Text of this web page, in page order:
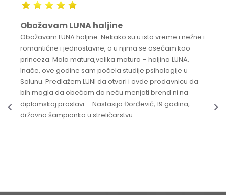
Obožavam LUNA haljine
Obožavam LUNA haljine. Nekako su u isto vreme i nežne i
romantične i jednostavne, a u njima se osećam kao
princeza. Mala matura,velika matura – haljina LUNA.
Inače, ove godine sam počela studije psihologije u
Solunu. Predlažem LUNI da otvori i ovde prodavnicu da
bih mogla da obećam da neću menjati brend ni na
diplomskoj proslavi. - Nastasija Đorđević, 19 godina,
državna šampionka u streličarstvu